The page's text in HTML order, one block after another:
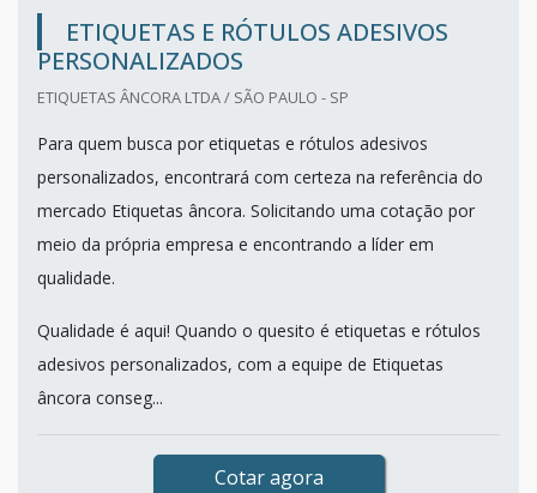
ETIQUETAS E RÓTULOS ADESIVOS
PERSONALIZADOS
ETIQUETAS ÂNCORA LTDA / SÃO PAULO - SP
Para quem busca por etiquetas e rótulos adesivos
personalizados, encontrará com certeza na referência do
mercado Etiquetas âncora. Solicitando uma cotação por
meio da própria empresa e encontrando a líder em
qualidade.
Qualidade é aqui! Quando o quesito é etiquetas e rótulos
adesivos personalizados, com a equipe de Etiquetas
âncora conseg...
Cotar agora